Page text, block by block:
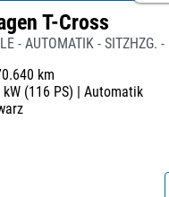
T-Cross
- AUTOMATIK - SITZHZG. -
km
(116 PS) | Automatik